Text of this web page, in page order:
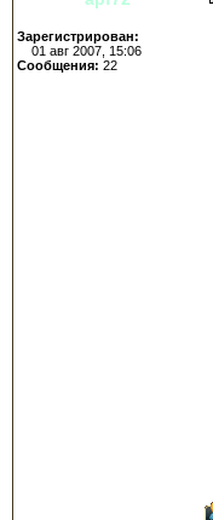
Зарегистрирован:
01 авг 2007, 15:06
Сообщения: 22